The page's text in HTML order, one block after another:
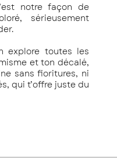
notre façon de
sérieusement
explore toutes les
et ton décalé,
sans fioritures, ni
qui t’offre juste du